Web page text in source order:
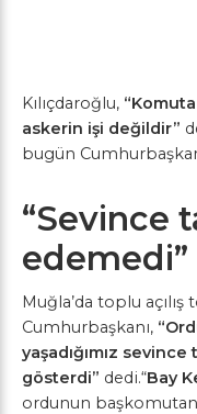
Kılıçdaroğlu,
askerin işi değildir”
bugün
“Sevince
edemedi”
Muğla’da toplu
Cumhurbaşkanı,
yaşadığımız
gösterdi” dedi.“Bay
ordunun